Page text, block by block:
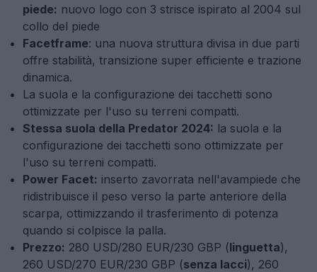
piede: nuovo logo con 3 strisce ispirato al 2004 sul
collo del piede
Facetframe: una nuova struttura divisa in due parti
offre stabilità, transizione super efficiente e trazione
dinamica.
La suola e la configurazione dei tacchetti sono
ottimizzate per l'uso su terreni compatti.
Stessa suola della Predator 2024: la suola e la
configurazione dei tacchetti sono ottimizzate per
l'uso su terreni compatti.
Power Facet: inserto zavorrata nell'avampiede che
ridistribuisce il peso verso la parte anteriore della
scarpa, ottimizzando il trasferimento di potenza
quando si colpisce la palla.
Prezzo: 280 USD/280 EUR/230 GBP (linguetta),
260 USD/270 EUR/230 GBP (senza lacci), 260